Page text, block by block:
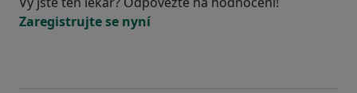
Zaregistrujte se nyní